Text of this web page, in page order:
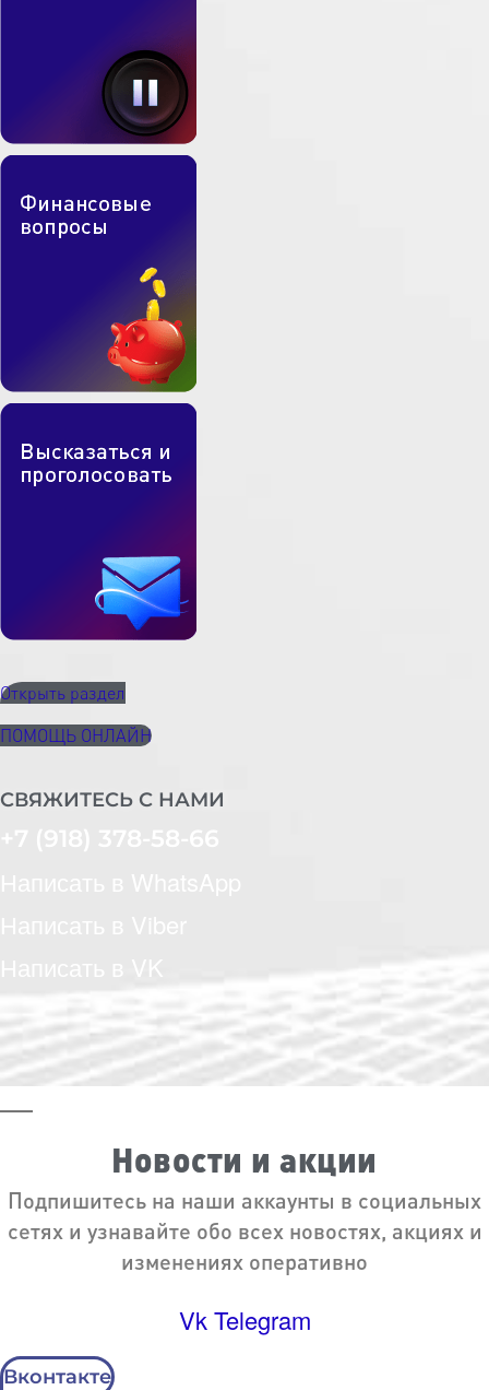
Открыть раздел
ПОМОЩЬ ОНЛАЙН
СВЯЖИТЕСЬ С НАМИ
Написать в VK
Новости и акции
Подпишитесь на наши аккаунты в социальных
сетях и узнавайте обо всех новостях, акциях и
изменениях оперативно
Vk Telegram
Вконтакте